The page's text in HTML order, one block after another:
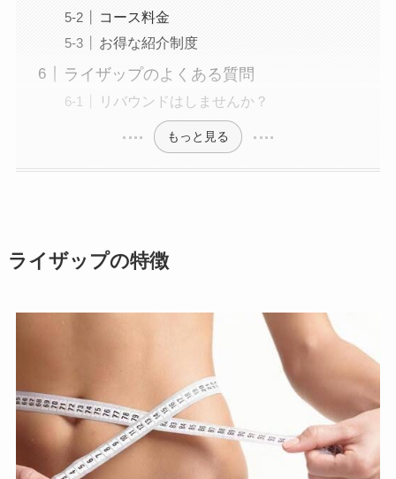
コース料金
お得な紹介制度
ライザップのよくある質問
リバウンドはしませんか？
もっと見る
ライザップの特徴